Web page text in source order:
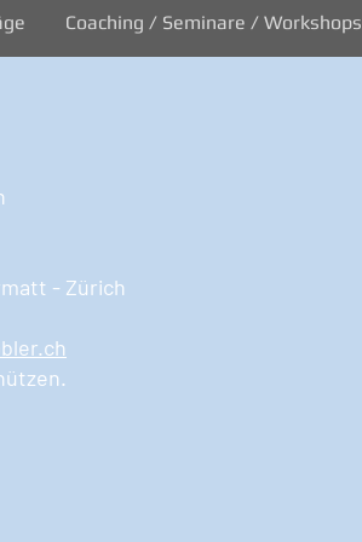
Coaching / Seminare / Workshops
- Zürich